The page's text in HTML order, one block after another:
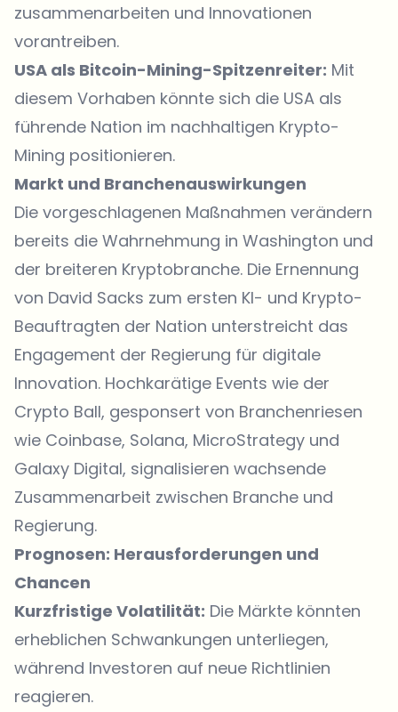
zusammenarbeiten und Innovationen
vorantreiben.
USA als Bitcoin-Mining-Spitzenreiter: Mit
diesem Vorhaben könnte sich die USA als
führende Nation im nachhaltigen Krypto-
Mining positionieren.
Markt und Branchenauswirkungen
Die vorgeschlagenen Maßnahmen verändern
bereits die Wahrnehmung in Washington und
der breiteren Kryptobranche. Die Ernennung
von David Sacks zum ersten KI- und Krypto-
Beauftragten der Nation unterstreicht das
Engagement der Regierung für digitale
Innovation. Hochkarätige Events wie der
Crypto Ball, gesponsert von Branchenriesen
wie Coinbase, Solana, MicroStrategy und
Galaxy Digital, signalisieren wachsende
Zusammenarbeit zwischen Branche und
Regierung.
Prognosen: Herausforderungen und
Chancen
Kurzfristige Volatilität: Die Märkte könnten
erheblichen Schwankungen unterliegen,
während Investoren auf neue Richtlinien
reagieren.